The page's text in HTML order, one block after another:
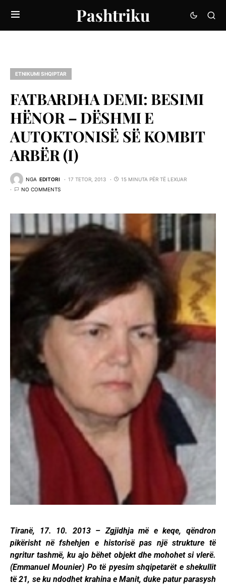
Pashtriku
ETNIKUMI SHQIPTAR
FATBARDHA DEMI: BESIMI
HËNOR – DËSHMI E
AUTOKTONISË SË KOMBIT
ARBËR (I)
NGA EDITORI 17 TETOR, 2013
15 MINUTA PËR TË LEXUAR
NO COMMENTS
Tiranë, 17. 10. 2013 – Zgjidhja më e keqe, qëndron
pikërisht në fshehjen e historisë pas një strukture të
ngritur tashmë, ku ajo bëhet objekt dhe mohohet si vlerë.
(Emmanuel Mounier) Po të pyesim shqipetarët e shekullit
të 21, se ku ndodhet krahina e Manit, duke patur parasysh